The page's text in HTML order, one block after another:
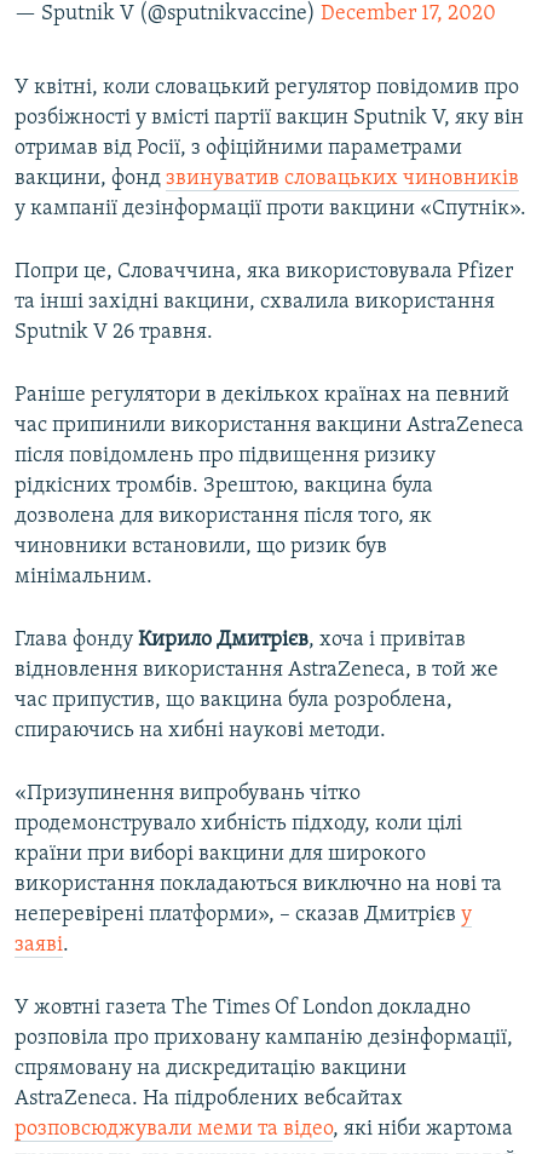
— Sputnik V (@sputnikvaccine) December 17, 2020
У квітні, коли словацький регулятор повідомив про
розбіжності у вмісті партії вакцин Sputnik V, яку він
отримав від Росії, з офіційними параметрами
вакцини, фонд звинуватив словацьких чиновників
у кампанії дезінформації проти вакцини «Спутнік».
Попри це, Словаччина, яка використовувала Pfizer
та інші західні вакцини, схвалила використання
Sputnik V 26 травня.
Раніше регулятори в декількох країнах на певний
час припинили використання вакцини AstraZeneca
після повідомлень про підвищення ризику
рідкісних тромбів. Зрештою, вакцина була
дозволена для використання після того, як
чиновники встановили, що ризик був
мінімальним.
Глава фонду Кирило Дмитрієв, хоча і привітав
відновлення використання AstraZeneca, в той же
час припустив, що вакцина була розроблена,
спираючись на хибні наукові методи.
«Призупинення випробувань чітко
продемонструвало хибність підходу, коли цілі
країни при виборі вакцини для широкого
використання покладаються виключно на нові та
неперевірені платформи», – сказав Дмитрієв у
заяві.
У жовтні газета The Times Of London докладно
розповіла про приховану кампанію дезінформації,
спрямовану на дискредитацію вакцини
AstraZeneca. На підроблених вебсайтах
розповсюджували меми та відео, які ніби жартома